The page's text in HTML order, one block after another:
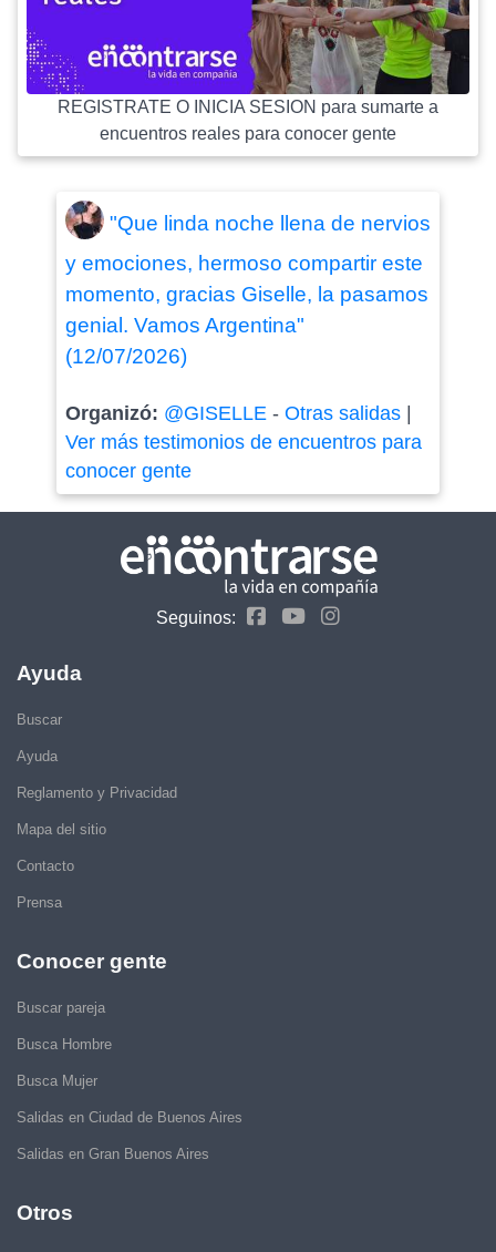
REGISTRATE O INICIA SESION para sumarte a
encuentros reales para conocer gente
"Que linda noche llena de nervios
y emociones, hermoso compartir este
momento, gracias Giselle, la pasamos
genial. Vamos Argentina"
(12/07/2026)
Organizó: @GISELLE- Otras salidas|
Ver más testimonios de encuentros para
conocer gente
Seguinos:
Ayuda
Buscar
Ayuda
Reglamento y Privacidad
Mapa del sitio
Contacto
Prensa
Conocer gente
Buscar pareja
Busca Hombre
Busca Mujer
Salidas en Ciudad de Buenos Aires
Salidas en Gran Buenos Aires
Otros